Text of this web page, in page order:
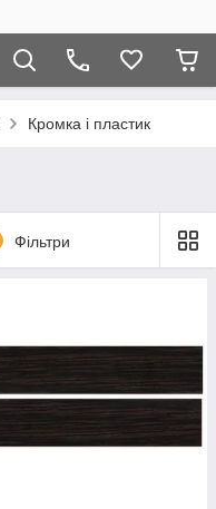
Кромка і пластик
Фільтри